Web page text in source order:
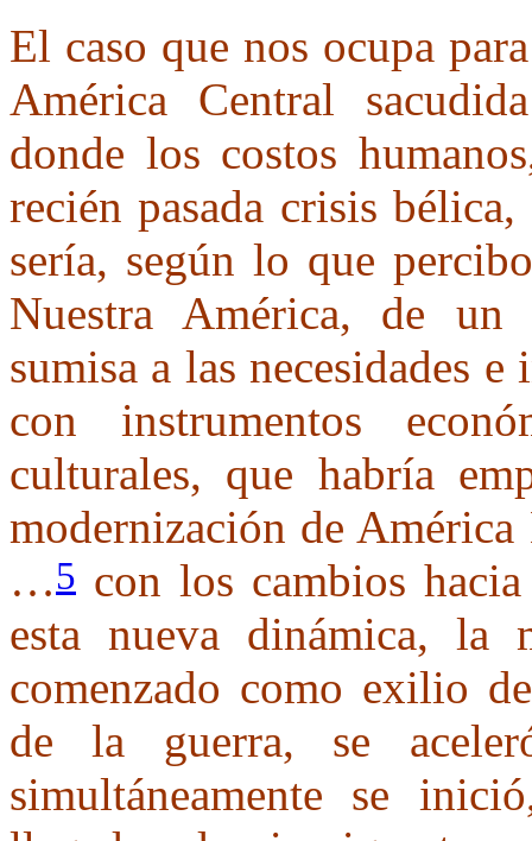
El caso que nos ocupa
América Central
donde los costos
recién pasada crisis
sería, según lo que
Nuestra América, de un
sumisa a las necesidades
con instrumentos
culturales, que habría
modernización de
…5 con los cambios
esta nueva dinámica, la
comenzado como exilio
de la guerra, se
simultáneamente se